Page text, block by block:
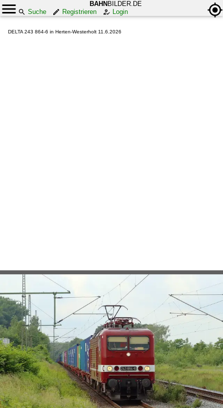
BAHN BILDER.DE
Suche
Registrieren Login
DELTA 243 864-6 in Herten-Westerholt 11.6.2026